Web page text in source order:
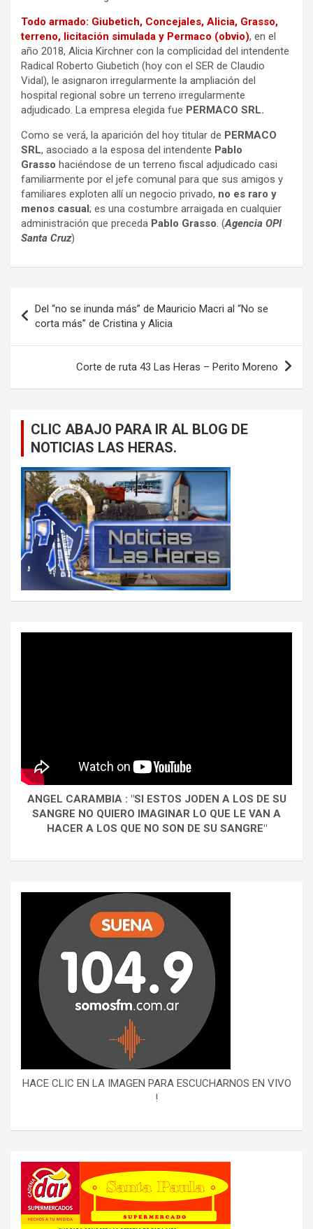
Todo armado: Giubetich, Concejales, Alicia, Grasso,
terreno, licitación simulada y Permaco (obvio), en el
año 2018, Alicia Kirchner con la complicidad del intendente
Radical Roberto Giubetich (hoy con el SER de Claudio
Vidal), le asignaron irregularmente la ampliación del
hospital regional sobre un terreno irregularmente
adjudicado. La empresa elegida fue PERMACO SRL.
Como se verá, la aparición del hoy titular de PERMACO
SRL, asociado a la esposa del intendente Pablo
Grasso haciéndose de un terreno fiscal adjudicado casi
familiarmente por el jefe comunal para que sus amigos y
familiares exploten allí un negocio privado, no es raro y
menos casual; es una costumbre arraigada en cualquier
administración que preceda Pablo Grasso. (Agencia OPI
Santa Cruz)
de
entradas
Del “no se inunda más” de Mauricio Macri al “No se
corta más” de Cristina y Alicia
Corte de ruta 43 Las Heras – Perito Moreno
CLIC ABAJO PARA IR AL BLOG DE
NOTICIAS LAS HERAS.
ANGEL CARAMBIA : "SI ESTOS JODEN A LOS DE SU
SANGRE NO QUIERO IMAGINAR LO QUE LE VAN A
HACER A LOS QUE NO SON DE SU SANGRE"
HACE CLIC EN LA IMAGEN PARA ESCUCHARNOS EN VIVO
!